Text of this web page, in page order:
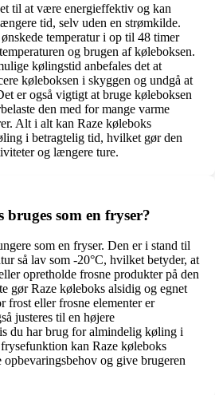
til at være energieffektiv og kan
tid, selv uden en strømkilde.
temperatur i op til 48 timer
og brugen af køleboksen.
kølingstid anbefales det at
køleboksen i skyggen og undgå at
er også vigtigt at bruge køleboksen
den med for mange varme
Alt i alt kan Raze køleboks
i betragtelig tid, hvilket gør den
og længere ture.
bruges som en fryser?
som en fryser. Den er i stand til
så lav som -20°C, hvilket betyder, at
opretholde frosne produkter på den
gør Raze køleboks alsidig og egnet
frost eller frosne elementer er
justeres til en højere
du har brug for almindelig køling i
kan Raze køleboks
og give brugeren